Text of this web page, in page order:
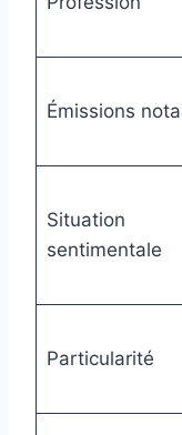
Émissions
Situation
sentimentale
Particularité